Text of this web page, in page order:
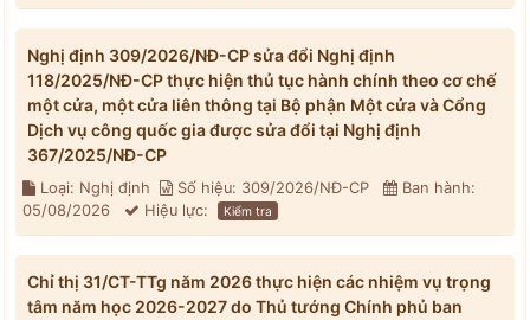
Nghị định 309/2026/NĐ-CP sửa đổi Nghị định
118/2025/NĐ-CP thực hiện thủ tục hành chính theo cơ chế
một cửa, một cửa liên thông tại Bộ phận Một cửa và Cổng
Dịch vụ công quốc gia được sửa đổi tại Nghị định
367/2025/NĐ-CP
Loại: Nghị định Số hiệu: 309/2026/NĐ-CP
Ban hành:
05/08/2026
Hiệu lực: Kiểm tra
Chỉ thị 31/CT-TTg năm 2026 thực hiện các nhiệm vụ trọng
tâm năm học 2026-2027 do Thủ tướng Chính phủ ban